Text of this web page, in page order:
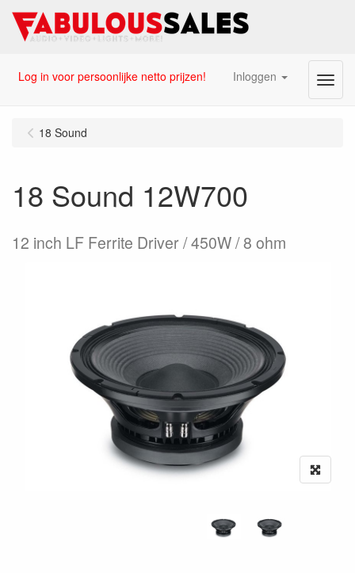
Log in voor persoonlijke netto prijzen! Inloggen Menu
18 Sound
18 Sound 12W700
12 inch LF Ferrite Driver / 450W / 8 ohm